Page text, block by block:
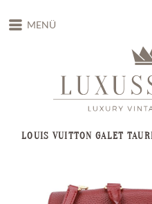
MENÜ
LOUIS VUITTON GALET